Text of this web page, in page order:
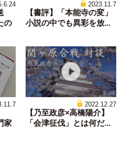
の
2023.11.7
【書評】「本能寺の変」
小説の中でも異彩を放...
家
2022.12.27
【乃至政彦×高橋陽介】
「会津征伐」とは何だ...